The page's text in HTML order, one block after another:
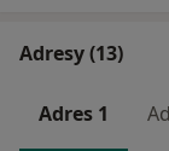
Adresy (13)
Adres 1